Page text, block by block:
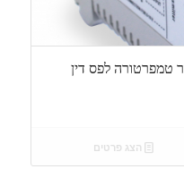
הצג פרטים